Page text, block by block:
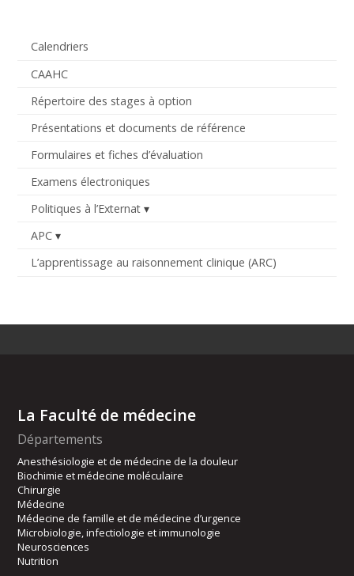
Calendriers
CAAHC
Répertoire des stages à option
Présentations et documents de référence
Formulaires et fiches d’évaluation
Examens électroniques
Politiques à l’Externat
APC
L’apprentissage au raisonnement clinique (ARC)
La Faculté de médecine
Départements
Anesthésiologie et de médecine de la douleur
Biochimie et médecine moléculaire
Chirurgie
Médecine
Médecine de famille et de médecine d’urgence
Microbiologie, infectiologie et immunologie
Neurosciences
Nutrition